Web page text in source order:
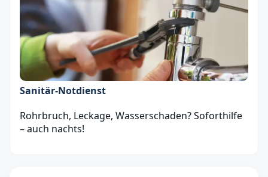
Sanitär‑Notdienst
Rohrbruch, Leckage, Wasserschaden? Soforthilfe
– auch nachts!